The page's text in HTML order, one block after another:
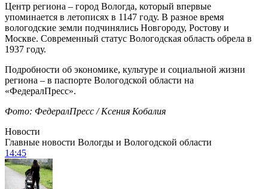
Центр региона – город Вологда, который впервые
упоминается в летописях в 1147 году. В разное время
вологодские земли подчинялись Новгороду, Ростову и
Москве. Современный статус Вологодская область обрела в
1937 году.
Подробности об экономике, культуре и социальной жизни
региона – в паспорте Вологодской области на
«ФедералПресс».
Фото: ФедералПресс / Ксения Кобалия
Новости
Главные новости Вологды и Вологодской области
14:45